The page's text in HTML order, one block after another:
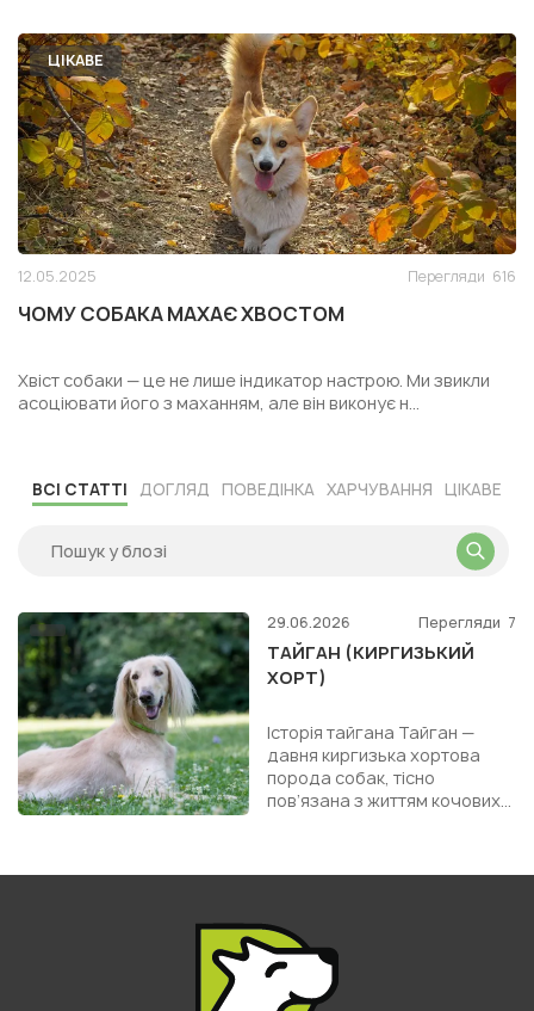
ЦІКАВЕ
12.05.2025 Перегляди 616
ЧОМУ СОБАКА МАХАЄ ХВОСТОМ
Хвіст собаки — це не лише індикатор настрою. Ми звикли
асоціювати його з маханням, але він виконує н...
ВСІ СТАТТІ ДОГЛЯД ПОВЕДІНКА ХАРЧУВАННЯ ЦІКАВЕ
29.06.2026 Перегляди 7
ТАЙГАН (КИРГИЗЬКИЙ
ХОРТ)
Історія тайгана Тайган —
давня киргизька хортова
порода собак, тісно
пов’язана з життям кочових